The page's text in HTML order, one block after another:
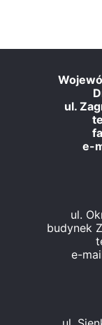
ul.
e-
ul.
budynek
e-